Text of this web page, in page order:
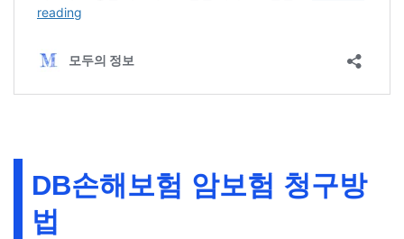
DB손해보험 암보험 청구방
법